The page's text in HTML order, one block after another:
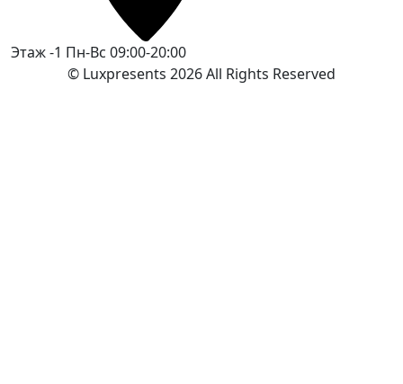
Этаж -1 Пн-Вс 09:00-20:00
© Luxpresents 2026 All Rights Reserved